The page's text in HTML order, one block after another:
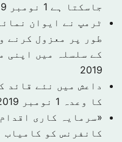
جاسکتا ہے 1 نومبر 2019
ٹرمپ نے ایوان
طور پر معزول کرنے
کے سلسلہ میں اپنی
2019
داعش میں نئے قائد
کا وعدہ 1 نومبر 2019
کانفرنس کو